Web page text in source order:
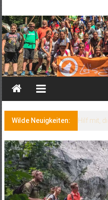
Wilde Neuigkeiten: